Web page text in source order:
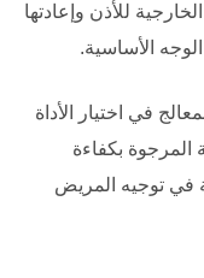
للأذن وإعادتها
الأساسية.
في اختيار الأداة
المرجوة بكفاءة
في توجيه المريض